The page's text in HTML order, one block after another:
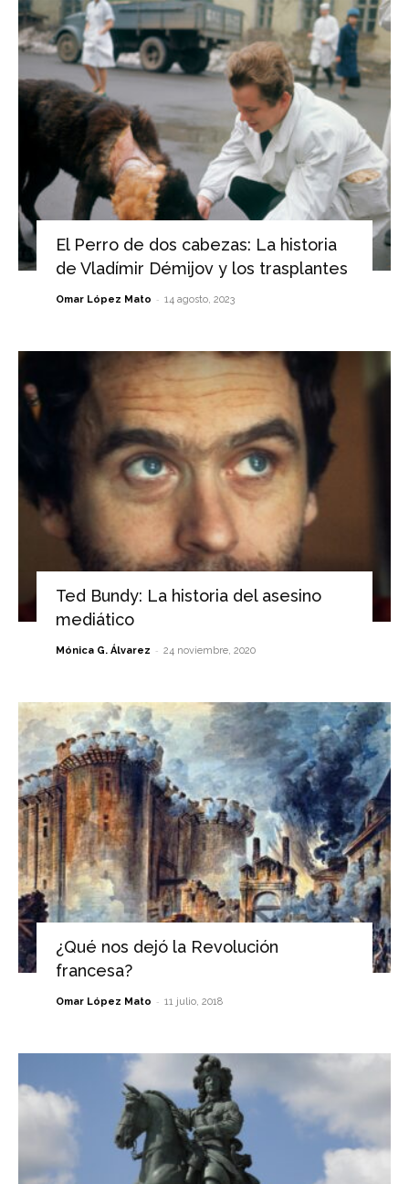
El Perro de dos cabezas: La historia
de Vladímir Démijov y los trasplantes
Omar López Mato - 14 agosto, 2023
Ted Bundy: La historia del asesino
mediático
Mónica G. Álvarez - 24 noviembre, 2020
¿Qué nos dejó la Revolución
francesa?
Omar López Mato - 11 julio, 2018